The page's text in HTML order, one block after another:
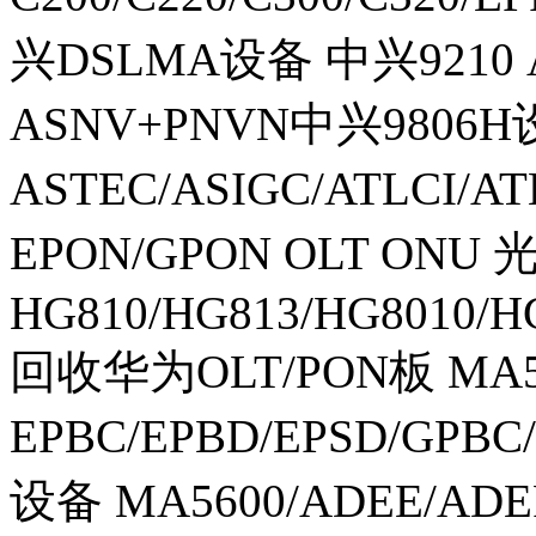
兴DSLMA设备 中兴9210
ASNV+PNVN中兴9806H
ASTEC/ASIGC/ATLCI/
EPON/GPON OLT ONU
HG810/HG813/HG8010/
回收华为OLT/PON板
EPBC/EPBD/EPSD/
设备 MA5600/ADEE/